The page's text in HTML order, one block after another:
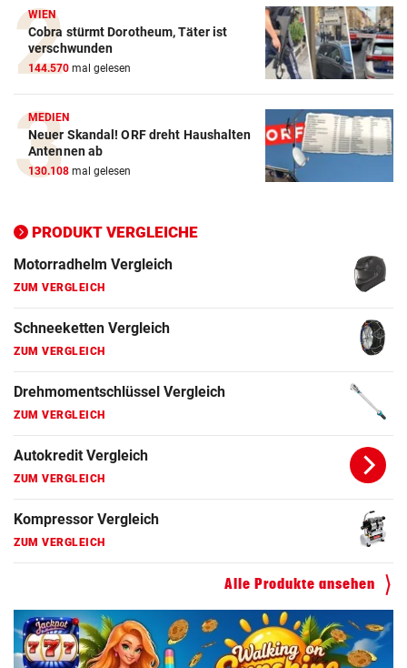
WIEN
Cobra stürmt Dorotheum, Täter ist
verschwunden
144.570 mal gelesen
MEDIEN
Neuer Skandal! ORF dreht Haushalten
Antennen ab
130.108 mal gelesen
PRODUKT VERGLEICHE
Winterreifen Vergleich
ZUM VERGLEICH
Wagenheber Vergleich
ZUM VERGLEICH
Elektroroller Vergleich
ZUM VERGLEICH
ZUM VERGLEICH
Motorradhelm Vergleich
ZUM VERGLEICH
Schneeketten Vergleich
ZUM VERGLEICH
Drehmomentschlüssel Vergleich
ZUM VERGLEICH
Autokredit Vergleich
ZUM VERGLEICH
Kompressor Vergleich
ZUM VERGLEICH
Alle Produkte ansehen